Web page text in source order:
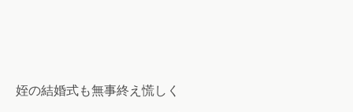
姪の結婚式も無事終え慌しく